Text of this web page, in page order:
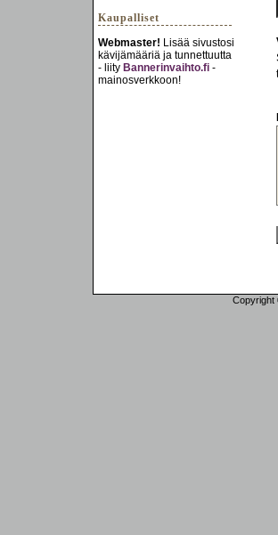
Kaupalliset
Webmaster! Lisää sivustosi
kävijämääriä ja tunnettuutta
- liity Bannerinvaihto.fi -
mainosverkkoon!
Copyright